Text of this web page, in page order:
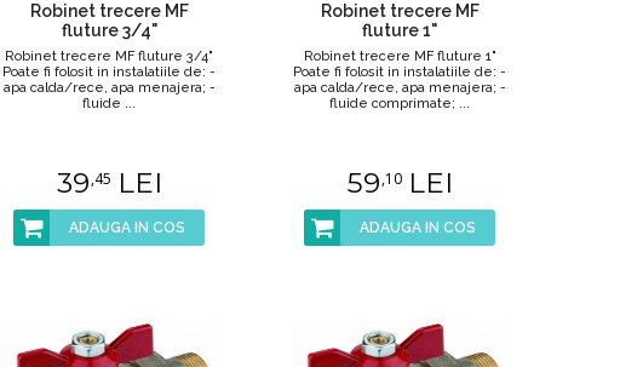
Robinet trecere MF
fluture 3/4"
Robinet trecere MF fluture 3/4"
Poate fi folosit in instalatiile de: -
apa calda/rece, apa menajera; -
fluide ...
39,45LEI
ADAUGA IN COS
Robinet trecere MF
fluture 1"
Robinet trecere MF fluture 1"
Poate fi folosit in instalatiile de: -
apa calda/rece, apa menajera; -
fluide comprimate; ...
59,10LEI
ADAUGA IN COS